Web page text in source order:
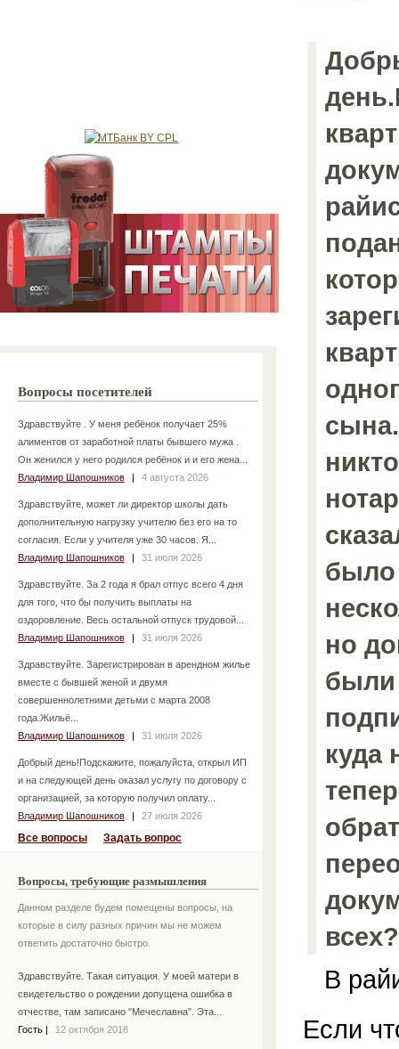
Вопросы посетителей
Здравствуйте . У меня ребёнок получает 25%
алиментов от заработной платы бывшего мужа .
Он женился у него родился ребёнок и и его жена...
Владимир Шапошников
| 4 августа 2026
Здравствуйте, может ли директор школы дать
дополнительную нагрузку учителю без его на то
согласия. Если у учителя уже 30 часов. Я...
Владимир Шапошников
| 31 июля 2026
Здравствуйте. За 2 года я брал отпус всего 4 дня
для того, что бы получить выплаты на
оздоровление. Весь остальной отпуск трудовой...
Владимир Шапошников
| 31 июля 2026
Здравствуйте. Зарегистрирован в арендном жилье
вместе с бывшей женой и двумя
совершеннолетними детьми с марта 2008
года.Жильё...
Владимир Шапошников
| 31 июля 2026
Добрый день!Подскажите, пожалуйста, открыл ИП
и на следующей день оказал услугу по договору с
организацией, за которую получил оплату...
Владимир Шапошников
| 27 июля 2026
Все вопросы Задать вопрос
Вопросы, требующие размышления
Данном разделе будем помещены вопросы, на
которые в силу разных причин мы не можем
ответить достаточно быстро.
Здравствуйте. Такая ситуация. У моей матери в
свидетельство о рождении допущена ошибка в
отчестве, там записано "Мечеславна". Эта...
Гость
12 октября 2018
было
но
были
куда
В
Если